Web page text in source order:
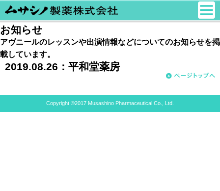
お知らせ
アヴニールのレッスンや出演情報などについてのお知らせを掲
載しています。
2019.08.26： 平和堂薬房
Copyright ©2017 Musashino Pharmaceutical Co., Ltd.